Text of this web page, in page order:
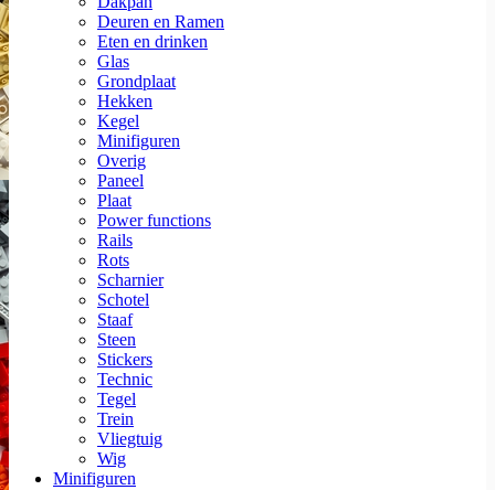
Deuren en Ramen
Eten en drinken
Glas
Grondplaat
Hekken
Kegel
Minifiguren
Overig
Paneel
Plaat
Power functions
Rails
Rots
Scharnier
Schotel
Staaf
Steen
Stickers
Technic
Tegel
Trein
Vliegtuig
Wig
Minifiguren